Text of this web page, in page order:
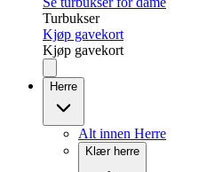
Turbukser
Kjøp gavekort
Kjøp gavekort
Herre
Alt innen Herre
Klær herre